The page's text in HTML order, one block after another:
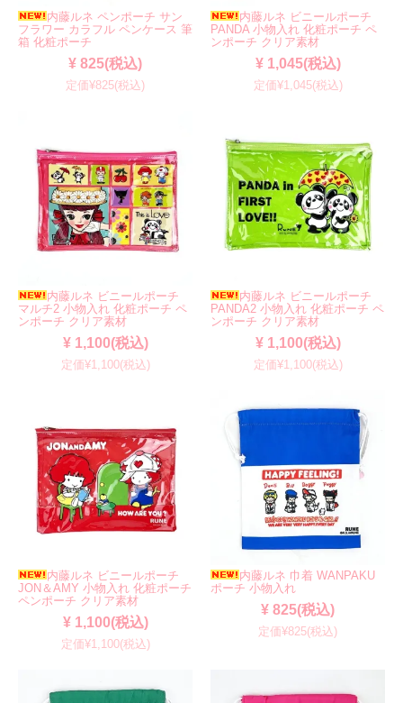
内藤ルネ ペンポーチ サン
フラワー カラフル ペンケース 筆
箱 化粧ポーチ
¥ 825(税込)
定価¥825(税込)
内藤ルネ ビニールポーチ
PANDA 小物入れ 化粧ポーチ ペ
ンポーチ クリア素材
¥ 1,045(税込)
定価¥1,045(税込)
内藤ルネ ビニールポーチ
マルチ2 小物入れ 化粧ポーチ ペ
ンポーチ クリア素材
¥ 1,100(税込)
定価¥1,100(税込)
内藤ルネ ビニールポーチ
PANDA2 小物入れ 化粧ポーチ ペ
ンポーチ クリア素材
¥ 1,100(税込)
定価¥1,100(税込)
内藤ルネ ビニールポーチ
JON＆AMY 小物入れ 化粧ポーチ
ペンポーチ クリア素材
¥ 1,100(税込)
定価¥1,100(税込)
内藤ルネ 巾着 WANPAKU
ポーチ 小物入れ
¥ 825(税込)
定価¥825(税込)